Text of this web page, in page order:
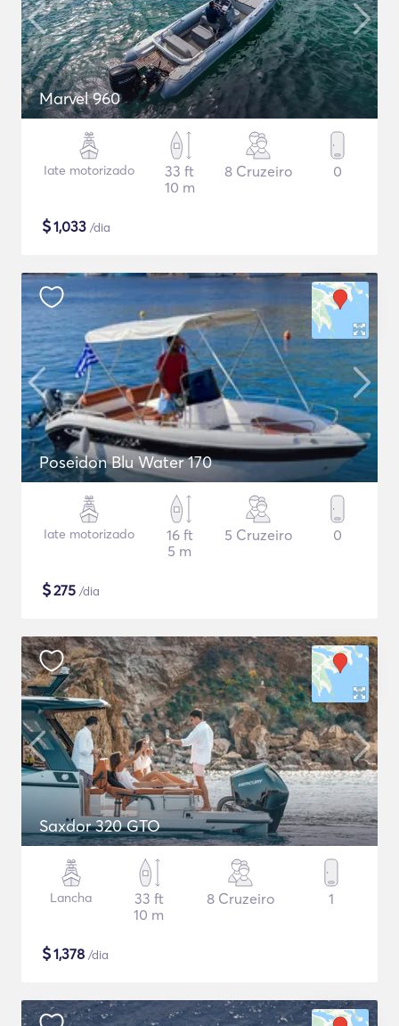
Marvel 960
Iate motorizado
33 ft
10 m
8 Cruzeiro 0
$1,033 /dia
Poseidon Blu Water 170
Iate motorizado
16 ft
5 m
5 Cruzeiro 0
$275 /dia
Saxdor 320 GTO
Lancha
33 ft
10 m
8 Cruzeiro 1
$1,378 /dia